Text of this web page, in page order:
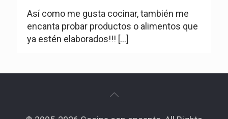
Así como me gusta cocinar, también me
encanta probar productos o alimentos que
ya estén elaborados!!! […]